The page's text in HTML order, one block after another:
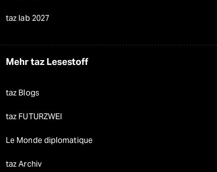
taz lab 2027
Mehr taz Lesestoff
taz Blogs
taz FUTURZWEI
Le Monde diplomatique
taz Archiv